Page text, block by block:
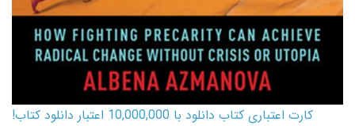
کارت اعتباری کتاب دانلود با 10,000,000 اعتبار دانلود کتاب!